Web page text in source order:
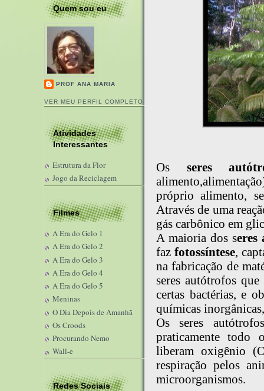
Quem sou eu
PROF ANA MARIA
VER MEU PERFIL COMPLETO
Atividades
Interessantes
Estrutura da Flor
Jogo da Reciclagem
Filmes
A Era do Gelo 1
A Era do Gelo 2
A Era do Gelo 3
A Era do Gelo 4
A Era do Gelo 5
Meninas
O Dia Depois de Amanhã
Os Croods
Procurando Nemo
Wall-e
Redes Sociais
Os seres
próprio alimento,
Através de uma
gás carbônico em
A maioria dos seres
faz fotossíntese,
na fabricação de
seres autótrofos
certas bactérias, e
químicas
Os seres
praticamente todo
liberam oxigênio
respiração pelos
microorganismos.